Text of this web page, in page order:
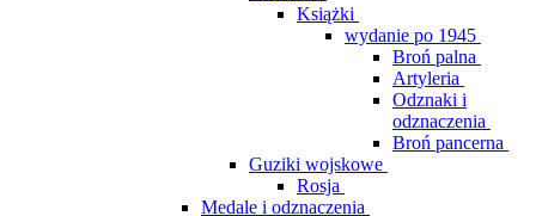
Książki
wydanie po 1945
Broń palna
Artyleria
Odznaki i
odznaczenia
Broń pancerna
Guziki wojskowe
Rosja
Medale i odznaczenia